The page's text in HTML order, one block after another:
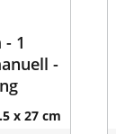
1
-
x 27 cm